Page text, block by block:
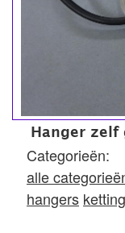
Hanger zelf
Categorieën:
alle
hangers